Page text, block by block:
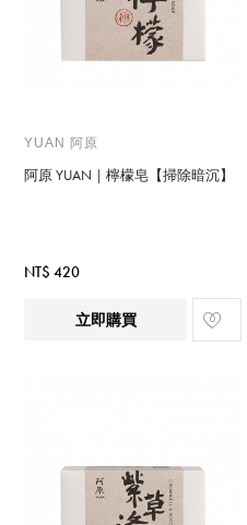
YUAN 阿原
阿原 YUAN｜檸檬皂【掃除暗沉】
NT$ 420
立即購買